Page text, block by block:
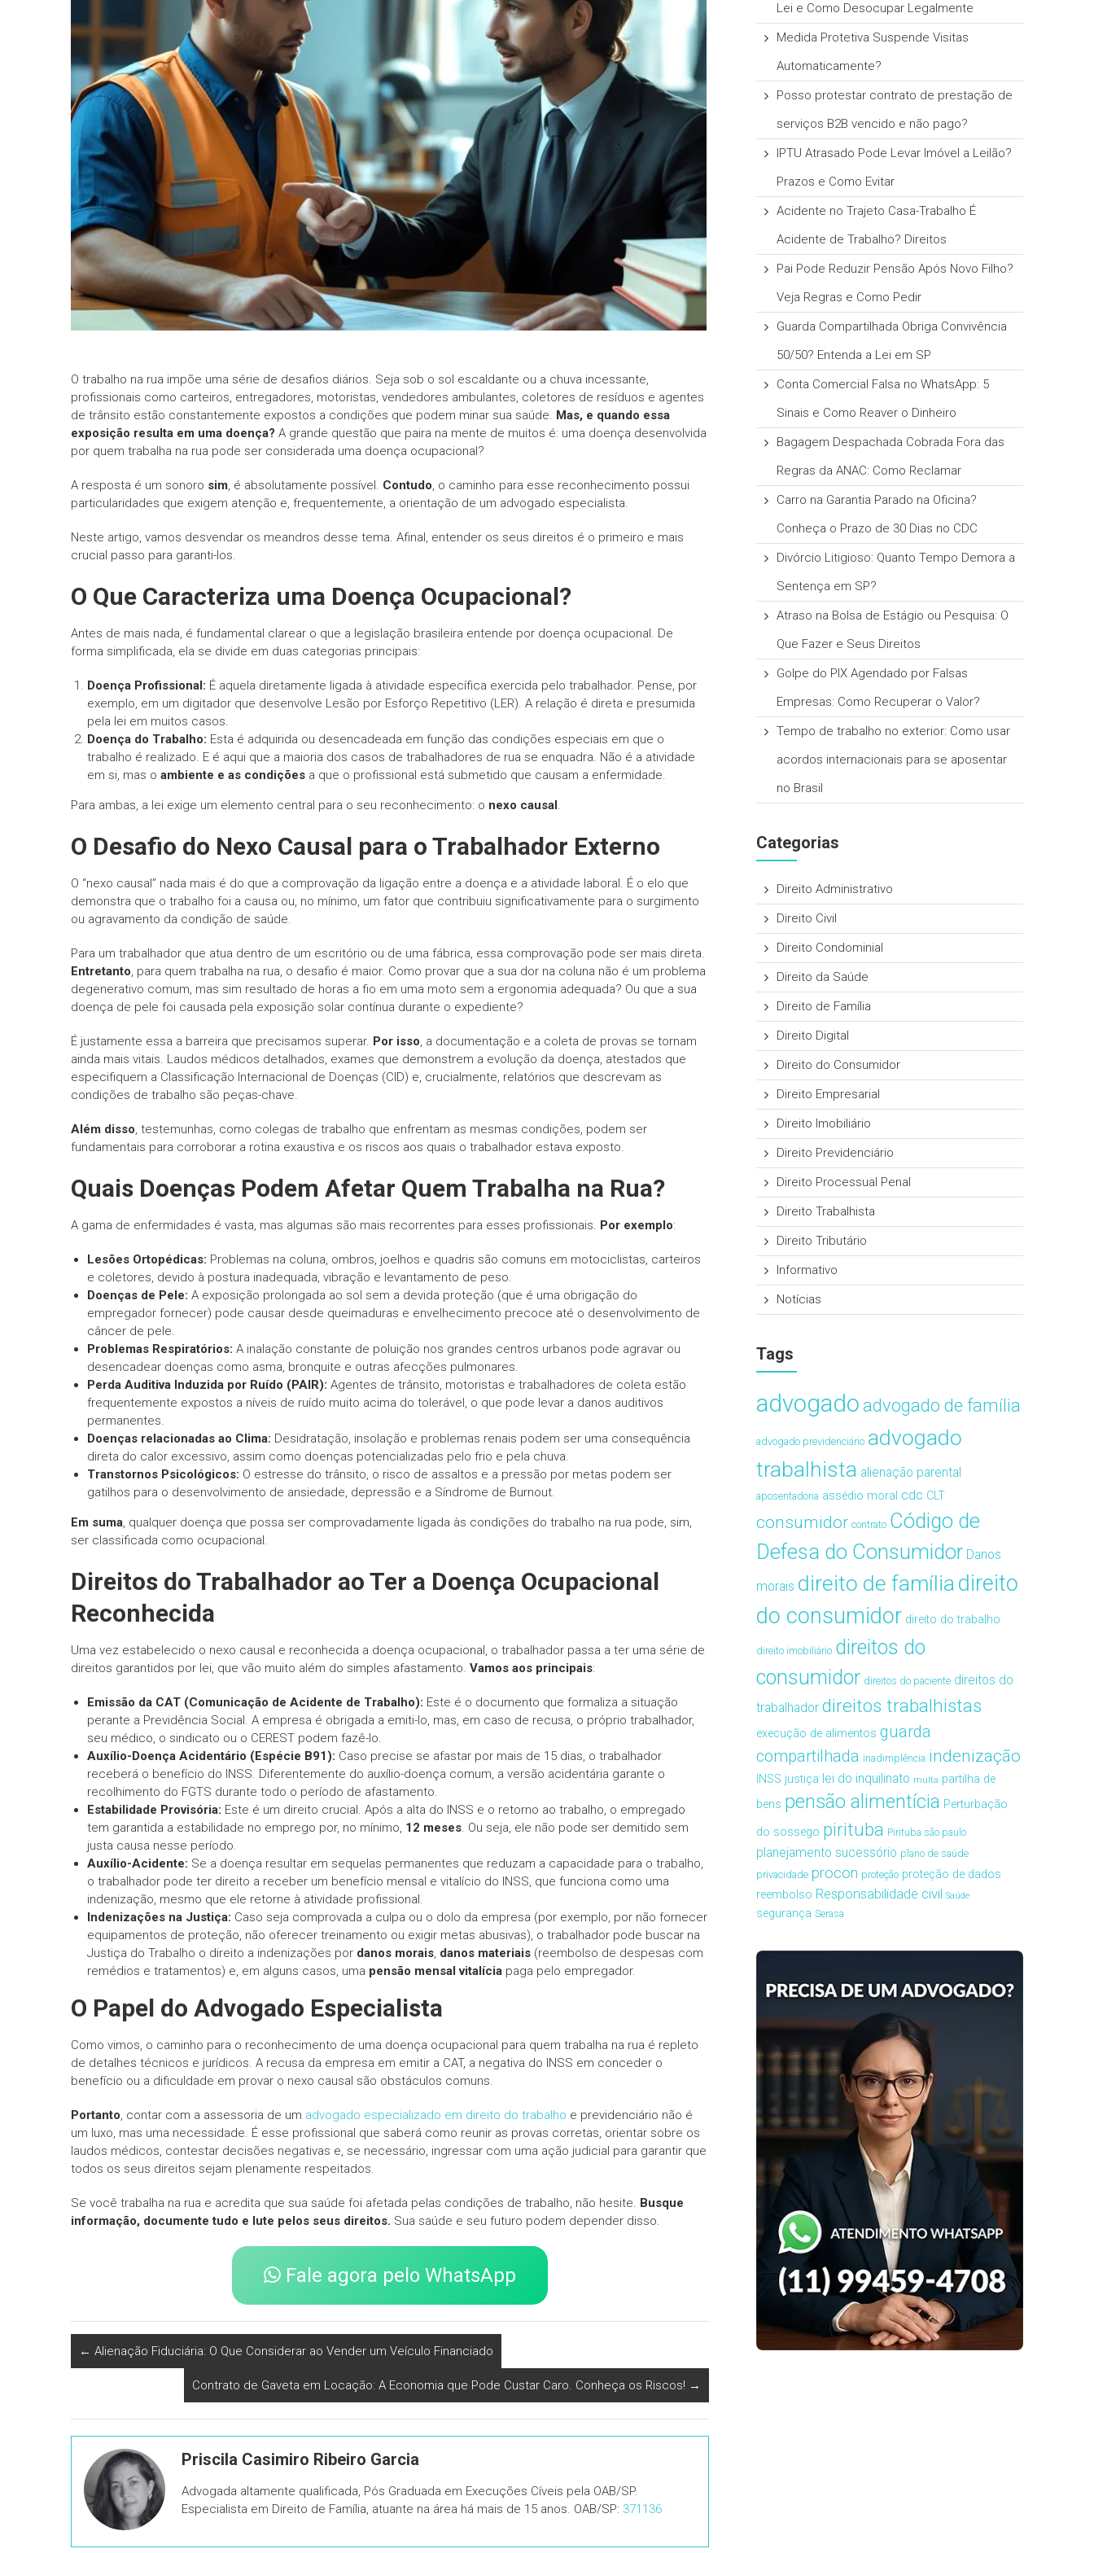
a sua
O trabalho na rua impõe uma série de desafios diários. Seja sob o sol escaldante ou a chuva incessante,
profissionais como carteiros, entregadores, motoristas, vendedores ambulantes, coletores de resíduos e agentes
de trânsito estão constantemente expostos a condições que podem minar sua saúde. Mas, e quando essa
exposição resulta em uma doença? A grande questão que paira na mente de muitos é: uma doença desenvolvida
por quem trabalha na rua pode ser considerada uma doença ocupacional?
A resposta é um sonoro sim, é absolutamente possível. Contudo, o caminho para esse reconhecimento possui
particularidades que exigem atenção e, frequentemente, a orientação de um advogado especialista.
Neste artigo, vamos desvendar os meandros desse tema. Afinal, entender os seus direitos é o primeiro e mais
crucial passo para garanti-los.
O Que Caracteriza uma Doença Ocupacional?
Antes de mais nada, é fundamental clarear o que a legislação brasileira entende por doença ocupacional. De
forma simplificada, ela se divide em duas categorias principais:
Doença Profissional: É aquela diretamente ligada à atividade específica exercida pelo trabalhador. Pense, por
exemplo, em um digitador que desenvolve Lesão por Esforço Repetitivo (LER). A relação é direta e presumida
pela lei em muitos casos.
Doença do Trabalho: Esta é adquirida ou desencadeada em função das condições especiais em que o
trabalho é realizado. E é aqui que a maioria dos casos de trabalhadores de rua se enquadra. Não é a atividade
em si, mas o ambiente e as condições a que o profissional está submetido que causam a enfermidade.
Para ambas, a lei exige um elemento central para o seu reconhecimento: o nexo causal.
O Desafio do Nexo Causal para o Trabalhador Externo
O “nexo causal” nada mais é do que a comprovação da ligação entre a doença e a atividade laboral. É o elo que
demonstra que o trabalho foi a causa ou, no mínimo, um fator que contribuiu significativamente para o surgimento
ou agravamento da condição de saúde.
Para um trabalhador que atua dentro de um escritório ou de uma fábrica, essa comprovação pode ser mais direta.
Entretanto, para quem trabalha na rua, o desafio é maior. Como provar que a sua dor na coluna não é um problema
degenerativo comum, mas sim resultado de horas a fio em uma moto sem a ergonomia adequada? Ou que a sua
doença de pele foi causada pela exposição solar contínua durante o expediente?
É justamente essa a barreira que precisamos superar. Por isso, a documentação e a coleta de provas se tornam
ainda mais vitais. Laudos médicos detalhados, exames que demonstrem a evolução da doença, atestados que
especifiquem a Classificação Internacional de Doenças (CID) e, crucialmente, relatórios que descrevam as
condições de trabalho são peças-chave.
Além disso, testemunhas, como colegas de trabalho que enfrentam as mesmas condições, podem ser
fundamentais para corroborar a rotina exaustiva e os riscos aos quais o trabalhador estava exposto.
Quais Doenças Podem Afetar Quem Trabalha na Rua?
A gama de enfermidades é vasta, mas algumas são mais recorrentes para esses profissionais. Por exemplo:
Lesões Ortopédicas: Problemas na coluna, ombros, joelhos e quadris são comuns em motociclistas, carteiros
e coletores, devido à postura inadequada, vibração e levantamento de peso.
Doenças de Pele: A exposição prolongada ao sol sem a devida proteção (que é uma obrigação do
empregador fornecer) pode causar desde queimaduras e envelhecimento precoce até o desenvolvimento de
câncer de pele.
Problemas Respiratórios: A inalação constante de poluição nos grandes centros urbanos pode agravar ou
desencadear doenças como asma, bronquite e outras afecções pulmonares.
Perda Auditiva Induzida por Ruído (PAIR): Agentes de trânsito, motoristas e trabalhadores de coleta estão
frequentemente expostos a níveis de ruído muito acima do tolerável, o que pode levar a danos auditivos
permanentes.
Doenças relacionadas ao Clima: Desidratação, insolação e problemas renais podem ser uma consequência
direta do calor excessivo, assim como doenças potencializadas pelo frio e pela chuva.
Transtornos Psicológicos: O estresse do trânsito, o risco de assaltos e a pressão por metas podem ser
gatilhos para o desenvolvimento de ansiedade, depressão e a Síndrome de Burnout.
Em suma, qualquer doença que possa ser comprovadamente ligada às condições do trabalho na rua pode, sim,
ser classificada como ocupacional.
Direitos do Trabalhador ao Ter a Doença Ocupacional
Reconhecida
Uma vez estabelecido o nexo causal e reconhecida a doença ocupacional, o trabalhador passa a ter uma série de
direitos garantidos por lei, que vão muito além do simples afastamento. Vamos aos principais:
Emissão da CAT (Comunicação de Acidente de Trabalho): Este é o documento que formaliza a situação
perante a Previdência Social. A empresa é obrigada a emiti-lo, mas, em caso de recusa, o próprio trabalhador,
seu médico, o sindicato ou o CEREST podem fazê-lo.
Auxílio-Doença Acidentário (Espécie B91): Caso precise se afastar por mais de 15 dias, o trabalhador
receberá o benefício do INSS. Diferentemente do auxílio-doença comum, a versão acidentária garante o
recolhimento do FGTS durante todo o período de afastamento.
Estabilidade Provisória: Este é um direito crucial. Após a alta do INSS e o retorno ao trabalho, o empregado
tem garantida a estabilidade no emprego por, no mínimo, 12 meses. Ou seja, ele não pode ser demitido sem
justa causa nesse período.
Auxílio-Acidente: Se a doença resultar em sequelas permanentes que reduzam a capacidade para o trabalho,
o trabalhador pode ter direito a receber um benefício mensal e vitalício do INSS, que funciona como uma
indenização, mesmo que ele retorne à atividade profissional.
Indenizações na Justiça: Caso seja comprovada a culpa ou o dolo da empresa (por exemplo, por não fornecer
equipamentos de proteção, não oferecer treinamento ou exigir metas abusivas), o trabalhador pode buscar na
Justiça do Trabalho o direito a indenizações por danos morais, danos materiais (reembolso de despesas com
remédios e tratamentos) e, em alguns casos, uma pensão mensal vitalícia paga pelo empregador.
O Papel do Advogado Especialista
Como vimos, o caminho para o reconhecimento de uma doença ocupacional para quem trabalha na rua é repleto
de detalhes técnicos e jurídicos. A recusa da empresa em emitir a CAT, a negativa do INSS em conceder o
benefício ou a dificuldade em provar o nexo causal são obstáculos comuns.
Portanto, contar com a assessoria de um advogado especializado em direito do trabalho e previdenciário não é
um luxo, mas uma necessidade. É esse profissional que saberá como reunir as provas corretas, orientar sobre os
laudos médicos, contestar decisões negativas e, se necessário, ingressar com uma ação judicial para garantir que
todos os seus direitos sejam plenamente respeitados.
Se você trabalha na rua e acredita que sua saúde foi afetada pelas condições de trabalho, não hesite. Busque
informação, documente tudo e lute pelos seus direitos. Sua saúde e seu futuro podem depender disso.
Fale agora pelo WhatsApp
← Alienação Fiduciária: O Que Considerar ao Vender um Veículo Financiado
Contrato de Gaveta em Locação: A Economia que Pode Custar Caro. Conheça os Riscos! →
Priscila Casimiro Ribeiro Garcia
Advogada altamente qualificada, Pós Graduada em Execuções Cíveis pela OAB/SP.
Especialista em Direito de Família, atuante na área há mais de 15 anos. OAB/SP: 371136
Lei e Como Desocupar Legalmente
Medida Protetiva Suspende Visitas
Automaticamente?
Posso protestar contrato de prestação de
serviços B2B vencido e não pago?
IPTU Atrasado Pode Levar Imóvel a Leilão?
Prazos e Como Evitar
Acidente no Trajeto Casa-Trabalho É
Acidente de Trabalho? Direitos
Pai Pode Reduzir Pensão Após Novo Filho?
Veja Regras e Como Pedir
Guarda Compartilhada Obriga Convivência
50/50? Entenda a Lei em SP
Conta Comercial Falsa no WhatsApp: 5
Sinais e Como Reaver o Dinheiro
Bagagem Despachada Cobrada Fora das
Regras da ANAC: Como Reclamar
Carro na Garantia Parado na Oficina?
Conheça o Prazo de 30 Dias no CDC
Divórcio Litigioso: Quanto Tempo Demora a
Sentença em SP?
Atraso na Bolsa de Estágio ou Pesquisa: O
Que Fazer e Seus Direitos
Golpe do PIX Agendado por Falsas
Empresas: Como Recuperar o Valor?
Tempo de trabalho no exterior: Como usar
acordos internacionais para se aposentar
no Brasil
Categorias
Direito Administrativo
Direito Civil
Direito Condominial
Direito da Saúde
Direito de Família
Direito Digital
Direito do Consumidor
Direito Empresarial
Direito Imobiliário
Direito Previdenciário
Direito Processual Penal
Direito Trabalhista
Direito Tributário
Informativo
Notícias
Tags
advogado advogado de família
advogado previdenciário advogado
trabalhista alienação parental
aposentadoria assédio moral cdc CLT
consumidor contrato Código de
Defesa do Consumidor Danos
morais direito de famíliadireito
do consumidor direito do trabalho
direito imobiliário direitos do
consumidor direitos do paciente direitos do
trabalhador direitos trabalhistas
execução de alimentos guarda
compartilhada inadimplência indenização
INSS justiça lei do inquilinato multa partilha de
bens pensão alimentícia Perturbação
do sossego pirituba Pirituba são paulo
planejamento sucessório plano de saúde
privacidade procon proteção proteção de dados
reembolso Responsabilidade civil Saúde
segurança Serasa